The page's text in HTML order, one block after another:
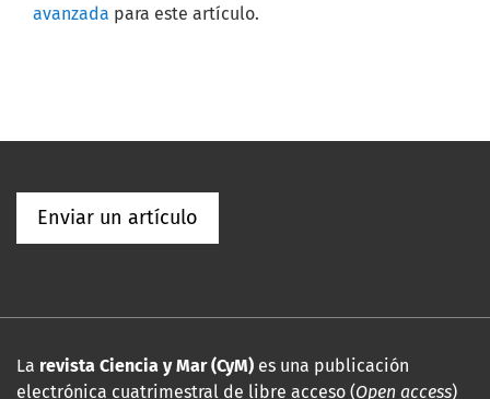
avanzada para este artículo.
Enviar un artículo
La revista Ciencia y Mar (CyM) es una publicación
electrónica cuatrimestral de libre acceso (Open access)